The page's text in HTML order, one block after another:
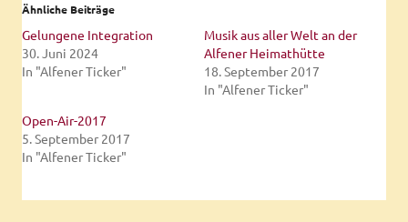
Ähnliche Beiträge
Gelungene Integration
30. Juni 2024
In "Alfener Ticker"
Musik aus aller Welt an der
Alfener Heimathütte
18. September 2017
In "Alfener Ticker"
Open-Air-2017
5. September 2017
In "Alfener Ticker"